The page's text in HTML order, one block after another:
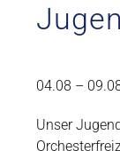
04.08 –
Unser